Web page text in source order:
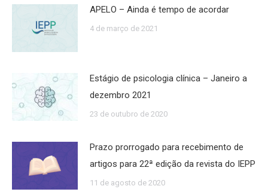
APELO – Ainda é tempo de acordar
4 de março de 2021
Estágio de psicologia clínica – Janeiro a
dezembro 2021
23 de outubro de 2020
Prazo prorrogado para recebimento de
artigos para 22ª edição da revista do IEPP
11 de agosto de 2020